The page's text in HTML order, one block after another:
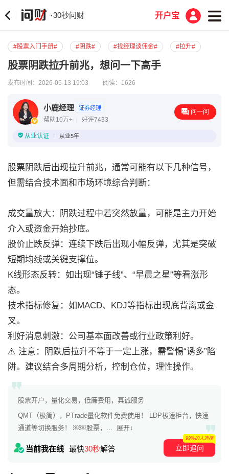
·30秒问财 开户宝
#股票入门手册# #阴跌# #找经理谈佣金# #拉升#
股票阴跌拉升前兆，想问一下高手
发布时间：2026-05-13 19:03 阅读：1626
小鹿经理 证券经理
帮助10万+ 好评7433
问一问
从业认证 从业5年
股票阴跌后出现拉升前兆，通常可能有以下几种信号，
但需结合技术面和市场环境综合判断：
成交量放大：阴跌过程中若突然放量，可能是主力开始
介入或资金开始抄底。
股价止跌反弹：连续下跌后出现小幅反弹，尤其是突破
短期均线或关键支撑位。
K线形态反转：如出现“锤子线”、“早晨之星”等看涨形
态。
技术指标修复：如MACD、KDJ等指标出现底背离或金
叉。
利好消息刺激：公司基本面改善或行业政策利好。
⚠️ 注意：阴跌后拉升不等于一定上涨，需警惕“诱多”陷
阱。建议结合多周期分析，控制仓位，理性操作。
股票开户，量化交易，低廉费用，真诚服务
QMT（极简），PTrade量化软件免费使用！ LDP极速柜台，快速
通道等切换服务！ ￼￼股票，... 展开↓
当前我在线 最快30秒解答 立即追问
99%的人选择